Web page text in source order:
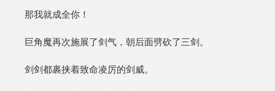
那我就成全你！
巨角魔再次施展了剑气，朝后面劈砍了三剑。
剑剑都裹挟着致命凌厉的剑威。